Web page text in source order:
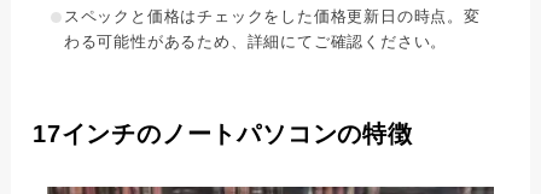
スペックと価格はチェックをした価格更新日の時点。変
わる可能性があるため、詳細にてご確認ください。
17インチのノートパソコンの特徴